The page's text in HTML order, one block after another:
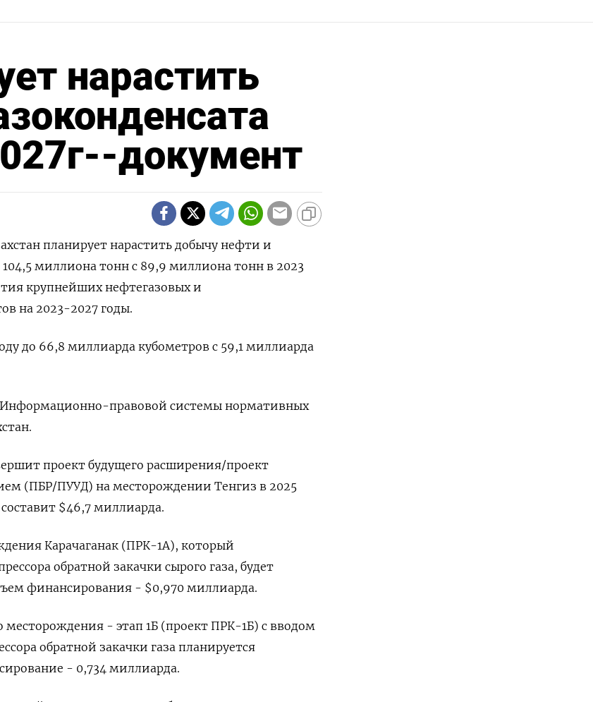
нарастить
документ
планирует нарастить добычу нефти и
104,5 миллиона тонн с 89,9 миллиона тонн в 2023
крупнейших нефтегазовых и
на 2023-2027 годы.
до 66,8 миллиарда кубометров с 59,1 миллиарда
Информационно-правовой системы нормативных
проект будущего расширения/проект
(ПБР/ПУУД) на месторождении Тенгиз в 2025
$46,7 миллиарда.
Карачаганак (ПРК-1А), который
обратной закачки сырого газа, будет
финансирования - $0,970 миллиарда.
месторождения - этап 1Б (проект ПРК-1Б) с вводом
обратной закачки газа планируется
- 0,734 миллиарда.